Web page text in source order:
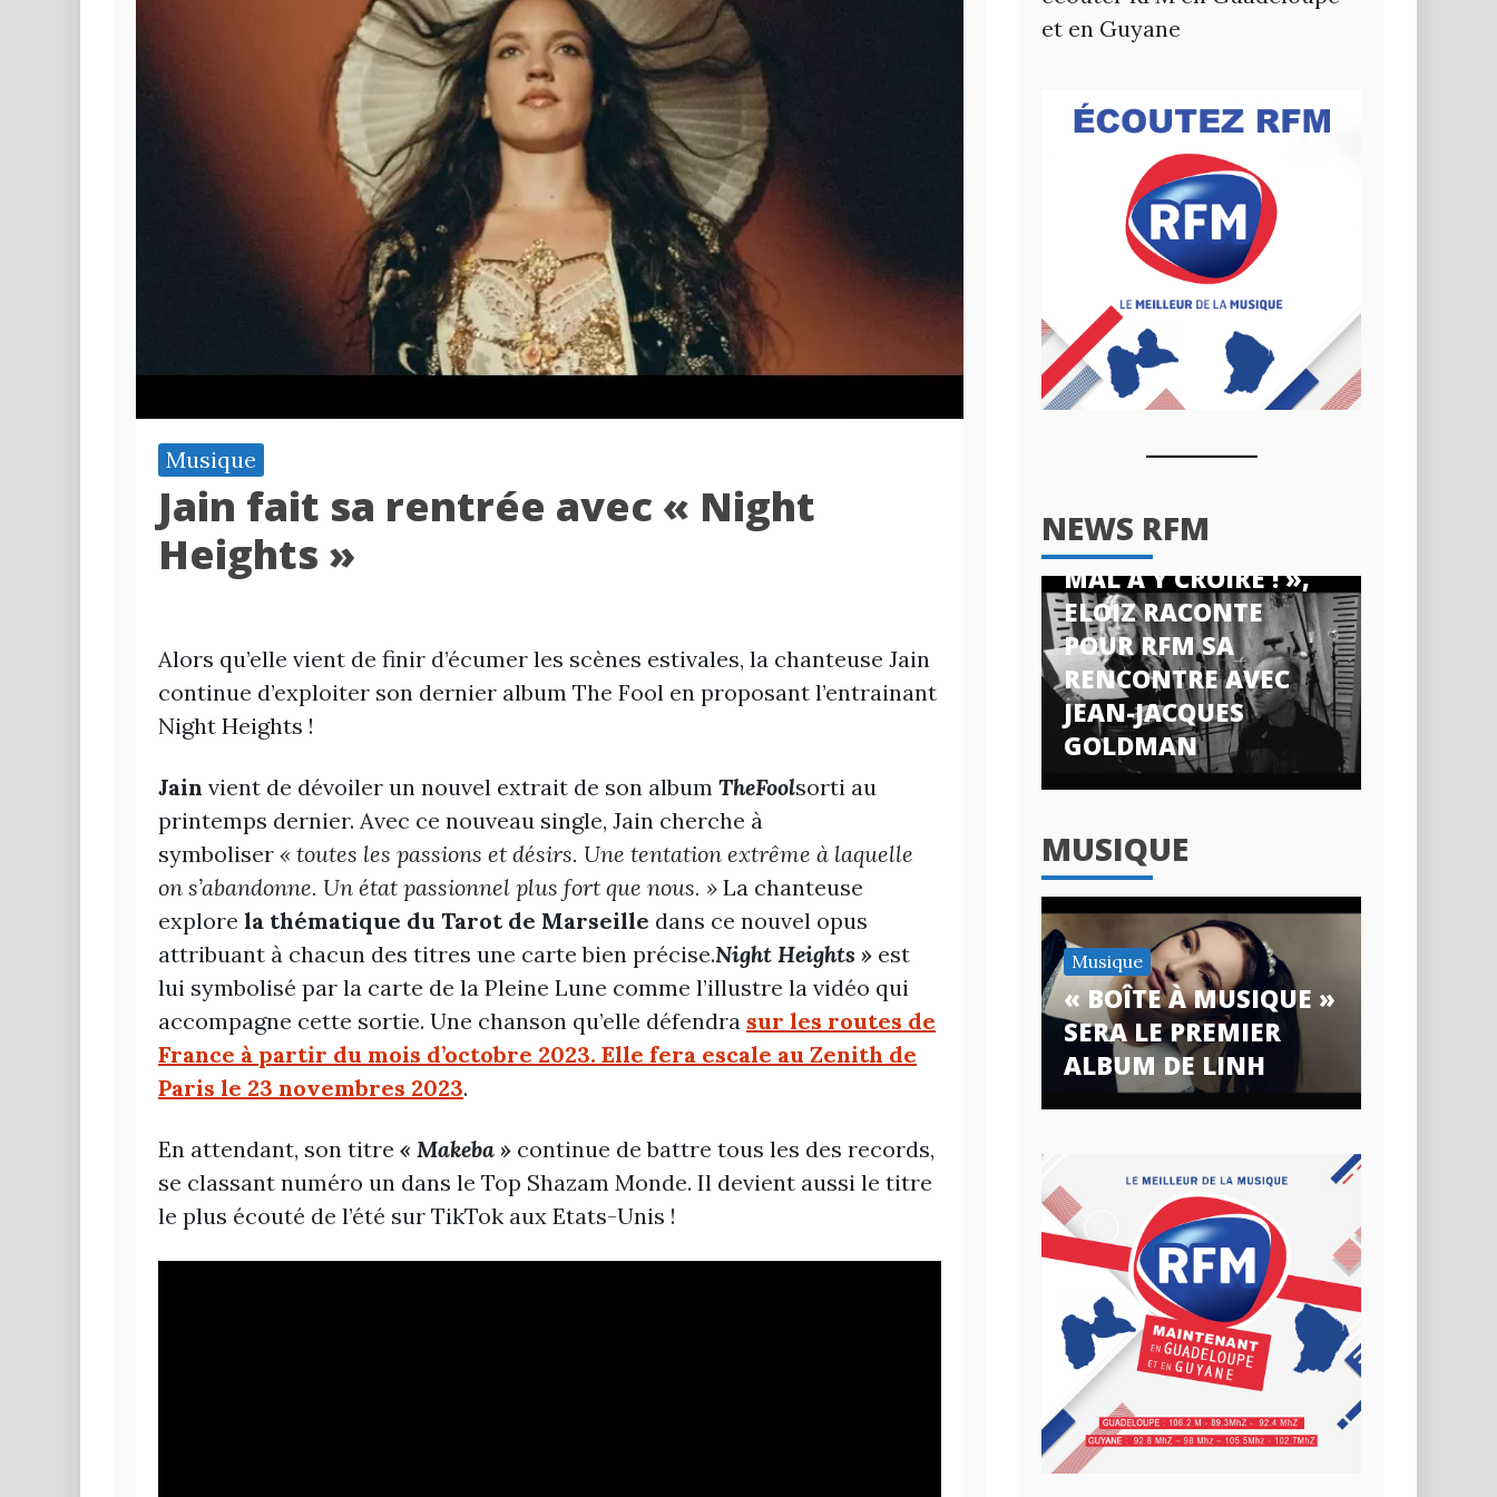
Musique
Jain fait sa rentrée avec « Night
Heights »
Alors qu’elle vient de finir d’écumer les scènes estivales, la chanteuse Jain
continue d’exploiter son dernier album The Fool en proposant l’entrainant
Night Heights !
Jain vient de dévoiler un nouvel extrait de son album TheFoolsorti au
printemps dernier. Avec ce nouveau single, Jain cherche à
symboliser « toutes les passions et désirs. Une tentation extrême à laquelle
on s’abandonne. Un état passionnel plus fort que nous. » La chanteuse
explore la thématique du Tarot de Marseille dans ce nouvel opus
attribuant à chacun des titres une carte bien précise.Night Heights » est
lui symbolisé par la carte de la Pleine Lune comme l’illustre la vidéo qui
accompagne cette sortie. Une chanson qu’elle défendra sur les routes de
France à partir du mois d’octobre 2023. Elle fera escale au Zenith de
Paris le 23 novembres 2023.
En attendant, son titre « Makeba » continue de battre tous les des records,
se classant numéro un dans le Top Shazam Monde. Il devient aussi le titre
le plus écouté de l’été sur TikTok aux Etats-Unis !
et en Guyane
NEWS RFM
« J’AI ENCORE DU
MAL À Y CROIRE ! »,
ELOIZ RACONTE
POUR RFM SA
RENCONTRE AVEC
JEAN-JACQUES
GOLDMAN
MUSIQUE
Musique
« BOÎTE À MUSIQUE »
SERA LE PREMIER
ALBUM DE LINH